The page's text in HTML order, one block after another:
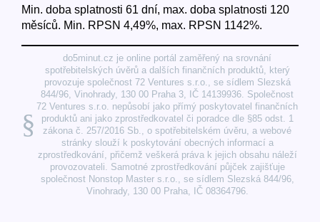
Min. doba splatnosti 61 dní, max. doba splatnosti 120
měsíců. Min. RPSN 4,49%, max. RPSN 1142%.
§
do5minut.cz je online portál zaměřený na srovnání
spotřebitelských úvěrů a dalších finančních produktů, který
provozuje společnost 72 Ventures s.r.o., se sídlem Slezská
844/96, Vinohrady, 130 00 Praha 3, IČ 14139936. Společnost
72 Ventures s.r.o. nepůsobí jako přímý poskytovatel finančních
produktů ani jako zprostředkovatel či poradce dle §85 odst. 1
zákona č. 257/2016 Sb., o spotřebitelském úvěru, a webové
stránky slouží k poskytování obecných informací a
zprostředkování, přičemž veškerá práva k jejich obsahu náleží
provozovateli. Samotné zprostředkování půjček zajišťuje
společnost Nonstop Master s.r.o., se sídlem Slezská 844/96,
Vinohrady, 130 00 Praha, IČ 08364796.